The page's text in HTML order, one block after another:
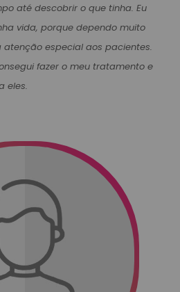
até descobrir o que tinha. Eu
vida, porque dependo muito
especial aos pacientes.
fazer o meu tratamento e
eles.